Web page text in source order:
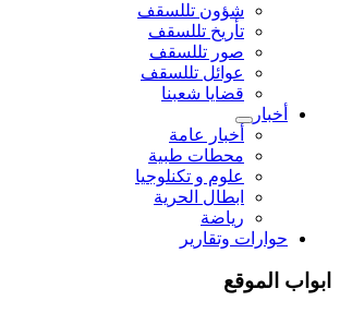
شؤون تللسقف
تأريخ تللسقف
صور تللسقف
عوائل تللسقف
قضايا شعبنا
أخبار
أخبار عامة
محطات طبية
علوم و تکنلوجیا
ابطال الحرية
رياضة
حوارات وتقارير
ابواب الموقع